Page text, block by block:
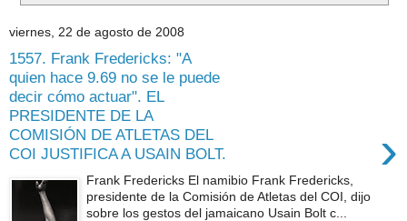
viernes, 22 de agosto de 2008
1557. Frank Fredericks: "A
quien hace 9.69 no se le puede
decir cómo actuar". EL
PRESIDENTE DE LA
COMISIÓN DE ATLETAS DEL
COI JUSTIFICA A USAIN BOLT.
›
Frank Fredericks El namibio Frank Fredericks,
presidente de la Comisión de Atletas del COI, dijo
sobre los gestos del jamaicano Usain Bolt c...